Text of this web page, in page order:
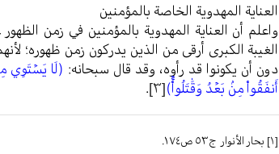
العناية المهدوية الخاصة بالمؤمنين
واعلم أن العناية المهدوية بالمؤمنين في زمن
الغيبة الكبرى أرقى من الذين يدركون زمن ظهوره؛
دون أن يكونوا قد رأوه، وقد قال سبحانه: (لَا يَسۡتَوِي
أَنفَقُواْ مِنۢ بَعۡدُ وَقَٰتَلُواْۚ)[٣] .
[١]
بحار الأنوار ج٥٣ ص١٧٤.